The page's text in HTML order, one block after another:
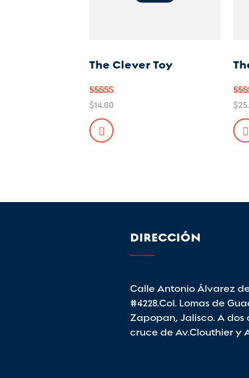
The Clever Toy
Valorado
en
5.00
de 5
$14.00
en
de 5
$
DIRECCIÓN
Calle Antonio Álvarez
#4228.Col. Lomas de
Zapopan, Jalisco. A dos
cruce de Av.Clouthier y